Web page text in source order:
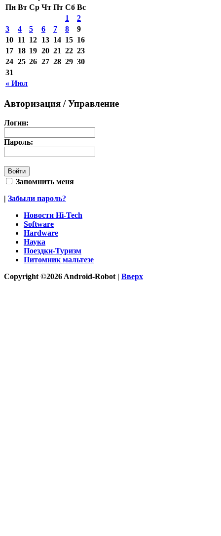
Пн Вт Ср Чт Пт Сб Вс
« Июл
1
2
3
4 5 6 7 8
9
10 11 12 13 14 15 16
17 18 19 20 21 22 23
24 25 26 27 28 29 30
31
Авторизация / Управление
Логин:
Пароль:
Запомнить меня
| Забыли пароль?
Новости Hi-Tech
Software
Hardware
Наука
Поездки-Туризм
Питомник мальтезе
Copyright ©2026 Android-Robot | Вверх